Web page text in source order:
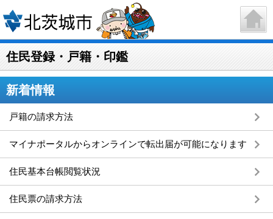
住民登録・戸籍・印鑑
新着情報
戸籍の請求方法
マイナポータルからオンラインで転出届が可能になります
住民基本台帳閲覧状況
住民票の請求方法